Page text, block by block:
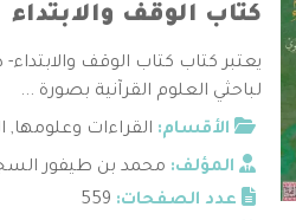
كتاب الوقف والابتداء
يعتبر كتاب كتاب الوقف
لباحثي العلوم القرآنية بصورة ...
الأقسام: القراءات وعلومها,
المؤلف: محمد بن طيفور
عدد الصفحات: